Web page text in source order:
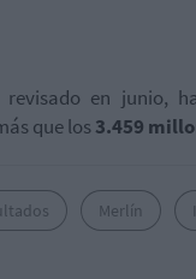
en junio,
que los3.459
Merlín